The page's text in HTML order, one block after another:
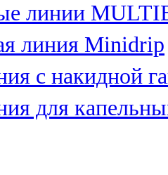
линии
линия Minidrip
с накидной
для